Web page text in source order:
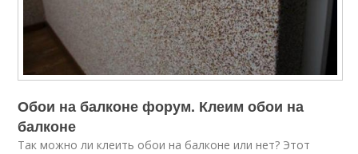
Обои на балконе форум. Клеим обои на
балконе
Так можно ли клеить обои на балконе или нет? Этот